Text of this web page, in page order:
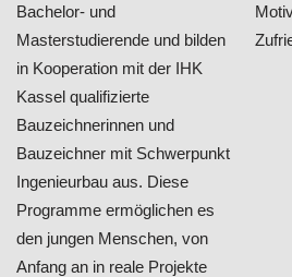
Bachelor- und
Masterstudierende und bilden
in Kooperation mit der IHK
Kassel qualifizierte
Bauzeichnerinnen und
Bauzeichner mit Schwerpunkt
Ingenieurbau aus. Diese
Programme ermöglichen es
den jungen Menschen, von
Anfang an in reale Projekte